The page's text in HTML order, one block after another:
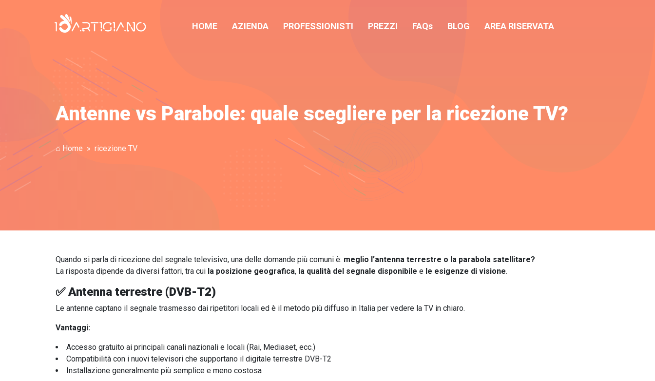
HOME AZIENDA PROFESSIONISTI PREZZI FAQs BLOG AREA RISERVATA
Antenne vs Parabole: quale scegliere per la ricezione TV?
⌂ Home ricezione TV
Quando si parla di ricezione del segnale televisivo, una delle domande più comuni è: meglio l’antenna terrestre o la parabola satellitare?
La risposta dipende da diversi fattori, tra cui la posizione geografica, la qualità del segnale disponibile e le esigenze di visione.
✅ Antenna terrestre (DVB-T2)
Le antenne captano il segnale trasmesso dai ripetitori locali ed è il metodo più diffuso in Italia per vedere la TV in chiaro.
Vantaggi:
Accesso gratuito ai principali canali nazionali e locali (Rai, Mediaset, ecc.)
Compatibilità con i nuovi televisori che supportano il digitale terrestre DVB-T2
Installazione generalmente più semplice e meno costosa